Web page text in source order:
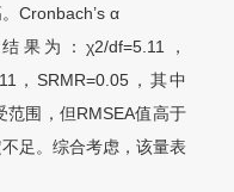
Cronbach’s α
果为：χ2/df=5.11，
，SRMR=0.05，其中
围，但RMSEA值高于
足。综合考虑，该量表